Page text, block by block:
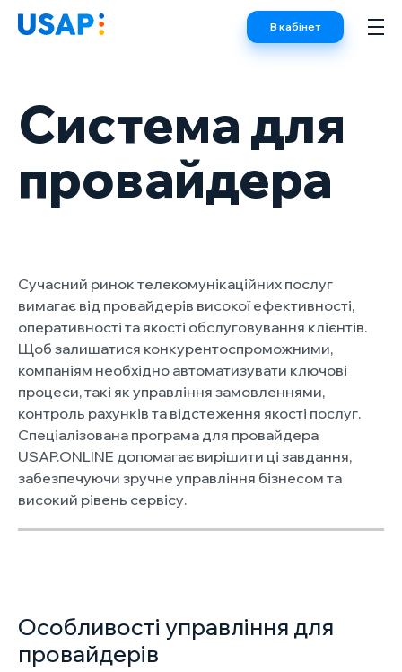
Skip
В кабінет
Система для
провайдера
Сучасний ринок телекомунікаційних послуг
вимагає від провайдерів високої ефективності,
оперативності та якості обслуговування клієнтів.
Щоб залишатися конкурентоспроможними,
компаніям необхідно автоматизувати ключові
процеси, такі як управління замовленнями,
контроль рахунків та відстеження якості послуг.
Спеціалізована програма для провайдера
USAP.ONLINE допомагає вирішити ці завдання,
забезпечуючи зручне управління бізнесом та
високий рівень сервісу.
Особливості управління для
провайдерів